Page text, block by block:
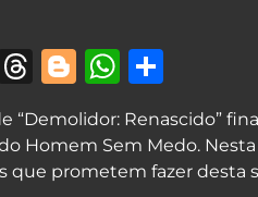
X Threads
Blogger
“Demolidor: Renascido”
Homem Sem Medo.
que prometem fazer desta